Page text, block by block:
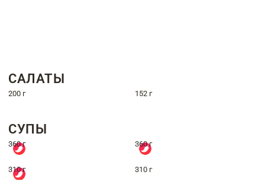
САЛАТЫ
200 г 152 г
СУПЫ
360 г 360 г
310 г 310 г